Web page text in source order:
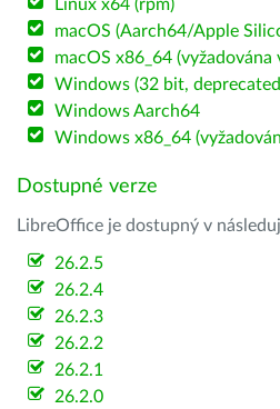
Linux x64 (rpm)
macOS (Aarch64/Apple
macOS x86_64
Windows (32 bit,
Windows Aarch64
Windows x86_64
Dostupné verze
LibreOffice je dostupný v
26.2.5
26.2.4
26.2.3
26.2.2
26.2.1
26.2.0